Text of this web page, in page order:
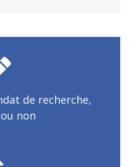
de recherche,
non